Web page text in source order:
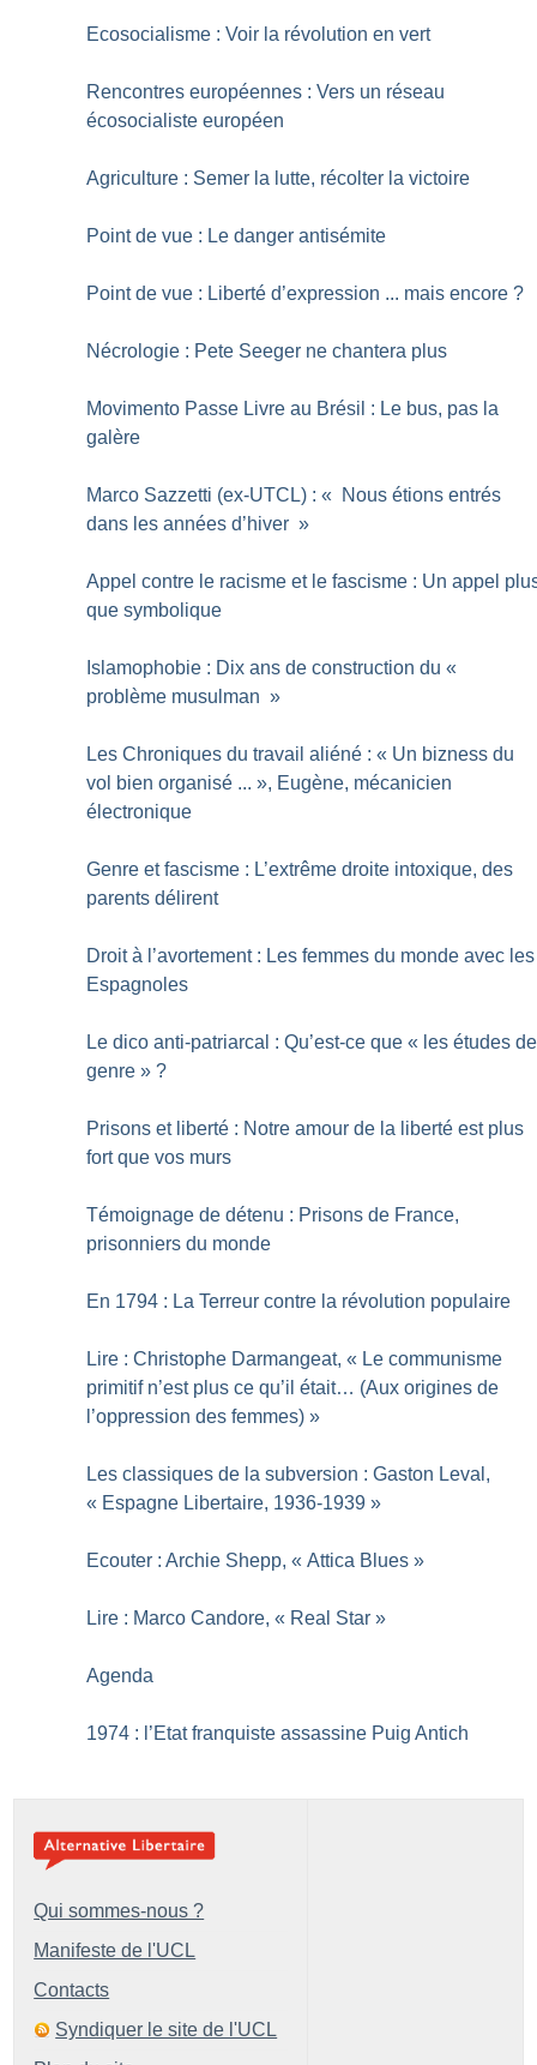
Ecosocialisme : Voir la révolution en vert
Rencontres européennes : Vers un réseau
écosocialiste européen
Agriculture : Semer la lutte, récolter la victoire
Point de vue : Le danger antisémite
Point de vue : Liberté d’expression ... mais encore ?
Nécrologie : Pete Seeger ne chantera plus
Movimento Passe Livre au Brésil : Le bus, pas la
galère
Marco Sazzetti (ex-UTCL) : «
Nous étions entrés
dans les années d’hiver »
Appel contre le racisme et le fascisme : Un appel
que symbolique
Islamophobie : Dix ans de construction du «
problème musulman »
Les Chroniques du travail aliéné : « Un bizness du
vol bien organisé ... », Eugène, mécanicien
électronique
Genre et fascisme : L’extrême droite intoxique, des
parents délirent
Droit à l’avortement : Les femmes du monde avec les
Espagnoles
Le dico anti-patriarcal : Qu’est-ce que « les études de
genre » ?
Prisons et liberté : Notre amour de la liberté est plus
fort que vos murs
Témoignage de détenu : Prisons de France,
prisonniers du monde
En 1794 : La Terreur contre la révolution populaire
Lire : Christophe Darmangeat, « Le communisme
primitif n’est plus ce qu’il était… (Aux origines de
l’oppression des femmes) »
Les classiques de la subversion : Gaston Leval,
« Espagne Libertaire, 1936-1939 »
Ecouter : Archie Shepp, « Attica Blues »
Lire : Marco Candore, « Real Star »
Agenda
1974 : l’Etat franquiste assassine Puig Antich
Qui sommes-nous ?
Manifeste de l'UCL
Contacts
Syndiquer le site de l'UCL